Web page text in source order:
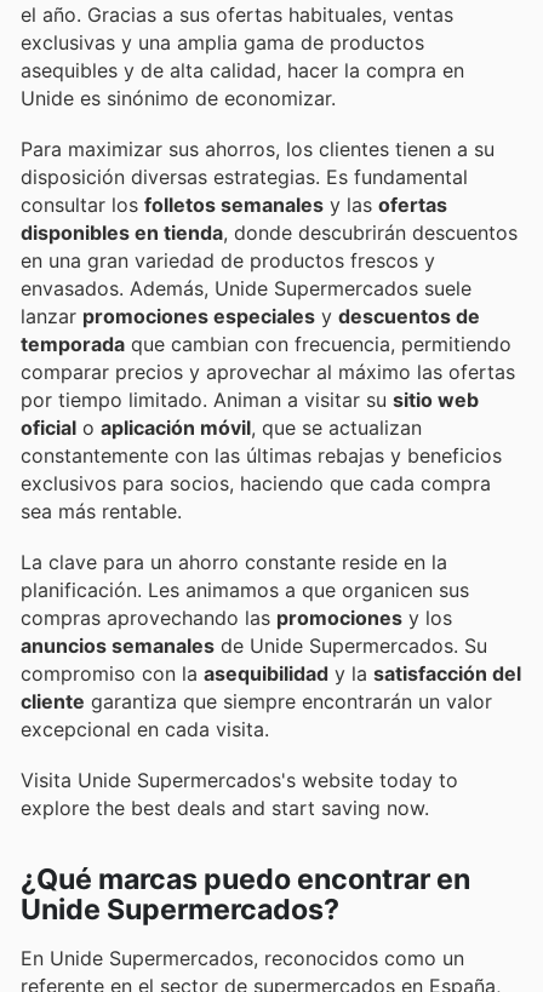
el año. Gracias a sus ofertas habituales, ventas
exclusivas y una amplia gama de productos
asequibles y de alta calidad, hacer la compra en
Unide es sinónimo de economizar.
Para maximizar sus ahorros, los clientes tienen a su
disposición diversas estrategias. Es fundamental
consultar los folletos semanales y las ofertas
disponibles en tienda, donde descubrirán descuentos
en una gran variedad de productos frescos y
envasados. Además, Unide Supermercados suele
lanzar promociones especiales y descuentos de
temporada que cambian con frecuencia, permitiendo
comparar precios y aprovechar al máximo las ofertas
por tiempo limitado. Animan a visitar su sitio web
oficial o aplicación móvil, que se actualizan
constantemente con las últimas rebajas y beneficios
exclusivos para socios, haciendo que cada compra
sea más rentable.
La clave para un ahorro constante reside en la
planificación. Les animamos a que organicen sus
compras aprovechando las promociones y los
anuncios semanales de Unide Supermercados. Su
compromiso con la asequibilidad y la satisfacción del
cliente garantiza que siempre encontrarán un valor
excepcional en cada visita.
Visita Unide Supermercados's website today to
explore the best deals and start saving now.
¿Qué marcas puedo encontrar en
Unide Supermercados?
En Unide Supermercados, reconocidos como un
referente en el sector de supermercados en España,